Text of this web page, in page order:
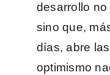
desarrollo
sino que,
días, abre
optimismo